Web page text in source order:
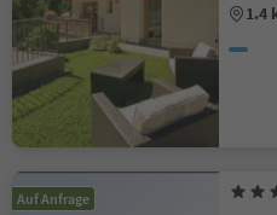
1.4
Auf Anfrage